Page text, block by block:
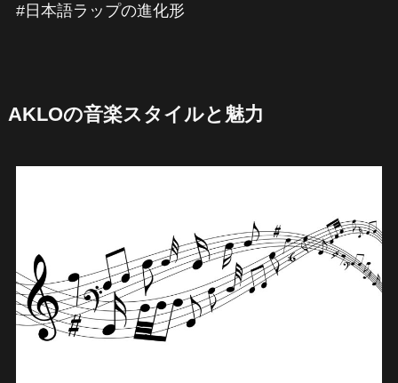
#日本語ラップの進化形
AKLOの音楽スタイルと魅力